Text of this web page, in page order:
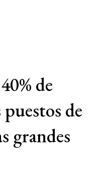
de
de
grandes